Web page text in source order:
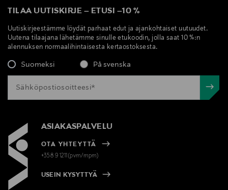
TILAA UUTISKIRJE – ETUSI –10 %
Uutiskirjeestämme löydät parhaat edut ja ajankohtaiset uutuudet.
Uutena tilaajana lähetämme sinulle etukoodin, jolla saat 10 %:n
alennuksen normaalihintaisesta kertaostoksesta.
Suomeksi På svenska
ASIAKASPALVELU
OTA YHTEYTTÄ
+358 9 1211(pvm/mpm)
USEIN KYSYTTYÄ